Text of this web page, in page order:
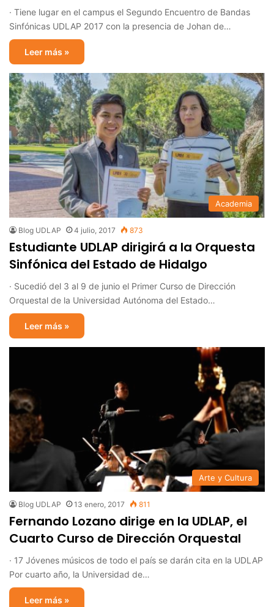
· Tiene lugar en el campus el Segundo Encuentro de Bandas
Sinfónicas UDLAP 2017 con la presencia de Johan de…
Leer más »
Academia
Blog UDLAP 4 julio, 2017 873
Estudiante UDLAP dirigirá a la Orquesta
Sinfónica del Estado de Hidalgo
· Sucedió del 3 al 9 de junio el Primer Curso de Dirección
Orquestal de la Universidad Autónoma del Estado…
Leer más »
Arte y Cultura
Blog UDLAP 13 enero, 2017 811
Fernando Lozano dirige en la UDLAP, el
Cuarto Curso de Dirección Orquestal
· 17 Jóvenes músicos de todo el país se darán cita en la UDLAP
Por cuarto año, la Universidad de…
Leer más »